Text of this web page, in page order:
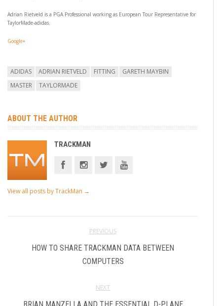
Adrian Rietveld is a PGA Professional working as European Tour Representative for
TaylorMade-adidas.
Google+
ADIDAS ADRIAN RIETVELD FITTING
GARETH MAYBIN
MASTER
TAYLORMADE
ABOUT THE AUTHOR
TRACKMAN
View all posts by TrackMan →
PREVIOUS
HOW TO SHARE TRACKMAN DATA BETWEEN
COMPUTERS
NEXT
BRIAN MANZELLA AND THE ESSENTIAL D-PLANE